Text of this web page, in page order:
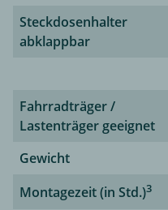
Steckdosenhalter
abklappbar
Fahrradträger /
Lastenträger geeignet
Gewicht
Montagezeit (in Std.)3